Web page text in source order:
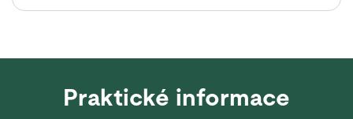
Praktické informace